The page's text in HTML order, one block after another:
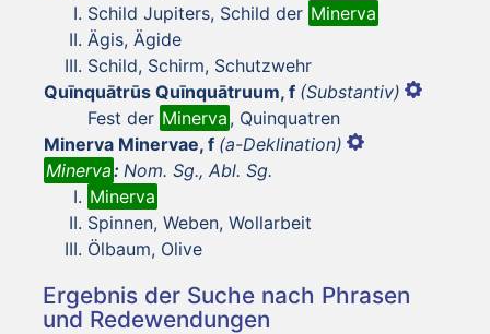
Schild Jupiters, Schild der Minerva
Ägis, Ägide
Schild, Schirm, Schutzwehr
Quīnquātrūs Quīnquātruum, f (Substantiv)
Fest der Minerva , Quinquatren
Minerva Minervae, f (a-Deklination)
Minerva: Nom. Sg., Abl. Sg.
Minerva
Spinnen, Weben, Wollarbeit
Ölbaum, Olive
Ergebnis der Suche nach Phrasen
und Redewendungen